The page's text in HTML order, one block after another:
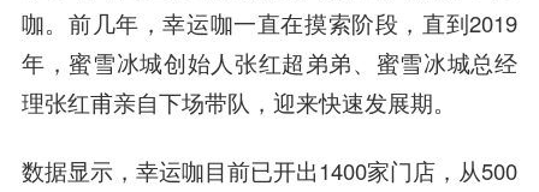
咖。前几年，幸运咖一直在摸索阶段，直到2019
年，蜜雪冰城创始人张红超弟弟、蜜雪冰城总经
理张红甫亲自下场带队，迎来快速发展期。
数据显示，幸运咖目前已开出1400家门店，从500